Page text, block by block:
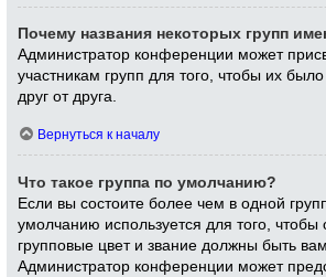
Почему названия некоторых групп
Администратор конференции может
участникам групп для того, чтобы их
друг от друга.
Вернуться к началу
Что такое группа по умолчанию?
Если вы состоите более чем в одной
умолчанию используется для того, чтобы
групповые цвет и звание должны быть
Администратор конференции может